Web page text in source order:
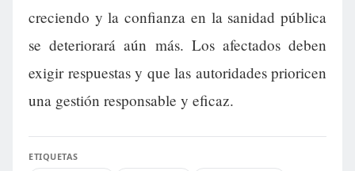
creciendo y la confianza en la sanidad pública
se deteriorará aún más. Los afectados deben
exigir respuestas y que las autoridades prioricen
una gestión responsable y eficaz.
ETIQUETAS